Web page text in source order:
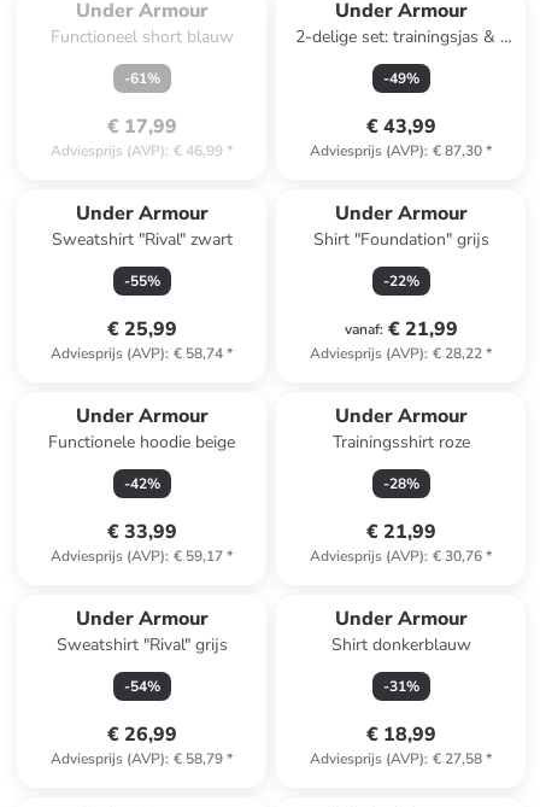
Under Armour
Functioneel short blauw
-61%
€ 17,99
Adviesprijs (AVP): € 46,99*
Under Armour
2-delige set: trainingsjas & -
broek grijs
-49%
€ 43,99
Adviesprijs (AVP): € 87,30*
Under Armour
Sweatshirt "Rival" zwart
-55%
€ 25,99
Adviesprijs (AVP): € 58,74*
Under Armour
Shirt "Foundation" grijs
-22%
vanaf: € 21,99
Adviesprijs (AVP): € 28,22*
Under Armour
Functionele hoodie beige
-42%
€ 33,99
Adviesprijs (AVP): € 59,17*
Under Armour
Trainingsshirt roze
-28%
€ 21,99
Adviesprijs (AVP): € 30,76*
Under Armour
Sweatshirt "Rival" grijs
-54%
€ 26,99
Adviesprijs (AVP): € 58,79*
Under Armour
Shirt donkerblauw
-31%
€ 18,99
Adviesprijs (AVP): € 27,58*